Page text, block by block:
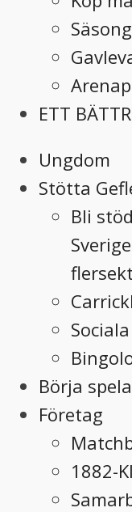
ETT
Ungdom
Stötta
Bli
Börja
Företag
1882-